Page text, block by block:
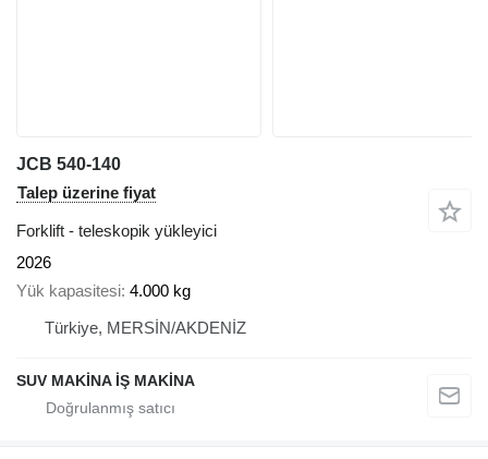
JCB 540-140
Talep üzerine fiyat
Forklift - teleskopik yükleyici
2026
Yük kapasitesi 4.000 kg
Türkiye, MERSİN/AKDENİZ
SUV MAKİNA İŞ MAKİNA